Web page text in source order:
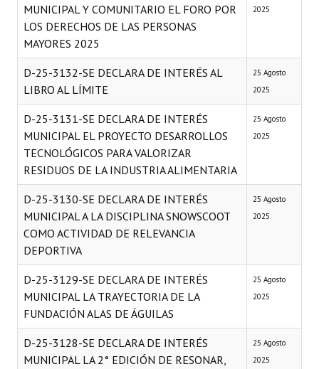
MUNICIPAL Y COMUNITARIO EL FORO POR
LOS DERECHOS DE LAS PERSONAS
MAYORES 2025
2025
D-25-3132-SE DECLARA DE INTERÉS AL
LIBRO AL LÍMITE
25 Agosto
2025
D-25-3131-SE DECLARA DE INTERÉS
MUNICIPAL EL PROYECTO DESARROLLOS
TECNOLÓGICOS PARA VALORIZAR
RESIDUOS DE LA INDUSTRIA ALIMENTARIA
25 Agosto
2025
D-25-3130-SE DECLARA DE INTERÉS
MUNICIPAL A LA DISCIPLINA SNOWSCOOT
COMO ACTIVIDAD DE RELEVANCIA
DEPORTIVA
25 Agosto
2025
D-25-3129-SE DECLARA DE INTERÉS
MUNICIPAL LA TRAYECTORIA DE LA
FUNDACIÓN ALAS DE ÁGUILAS
25 Agosto
2025
D-25-3128-SE DECLARA DE INTERÉS
MUNICIPAL LA 2° EDICIÓN DE RESONAR,
25 Agosto
2025